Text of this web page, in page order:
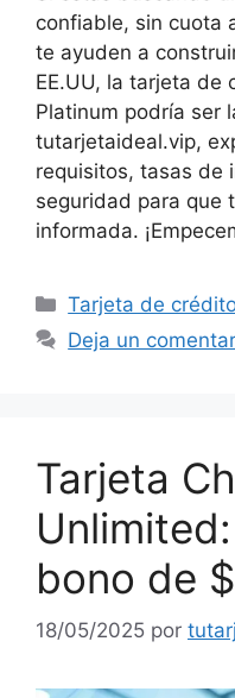
confiable, sin cuota
te ayuden a
EE.UU, la tarjeta de
Platinum podría ser
tutarjetaideal.vip,
requisitos, tasas de
seguridad para que
informada.
Categorías
Tarjeta de
Deja un
Tarjeta
bono de
18/05/2025 por